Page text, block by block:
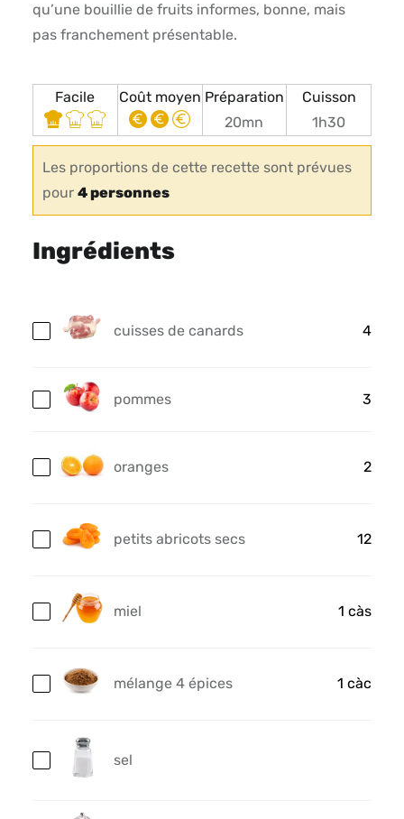
qu’une bouillie de fruits informes, bonne, mais
pas franchement présentable.
Facile Coût moyen Préparation
20mn
Cuisson
1h30
Les proportions de cette recette sont prévues
pour 4 personnes
Ingrédients
cuisses de canards 4
pommes 3
oranges 2
petits abricots secs 12
miel 1 càs
mélange 4 épices 1 càc
sel